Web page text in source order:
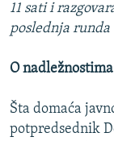
11 sati i
poslednja
O
Šta domaća
potpredsednik